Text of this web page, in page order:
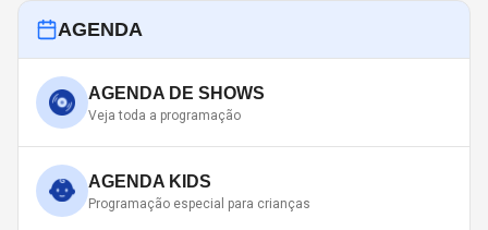
AGENDA
AGENDA DE SHOWS
Veja toda a programação
AGENDA KIDS
Programação especial para crianças